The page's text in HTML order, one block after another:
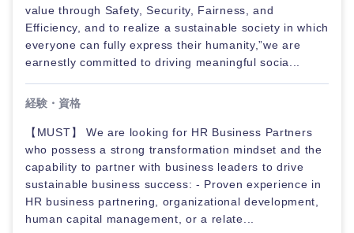
value through Safety, Security, Fairness, and
Efficiency, and to realize a sustainable society in which
everyone can fully express their humanity,”we are
earnestly committed to driving meaningful socia...
経験・資格
【MUST】 We are looking for HR Business Partners
who possess a strong transformation mindset and the
capability to partner with business leaders to drive
sustainable business success: - Proven experience in
HR business partnering, organizational development,
human capital management, or a relate...